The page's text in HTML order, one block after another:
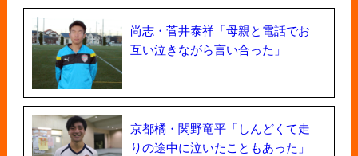
尚志・菅井泰祥「母親と電話でお
互い泣きながら言い合った」
京都橘・関野竜平「しんどくて走
りの途中に泣いたこともあった」